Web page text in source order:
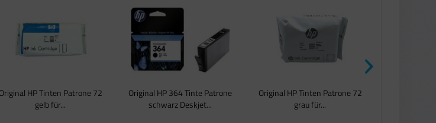
Original HP Tinten Patrone 72
gelb für...
Original HP 364 Tinte Patrone
schwarz Deskjet...
Original HP Tinten Patrone 72
grau für...